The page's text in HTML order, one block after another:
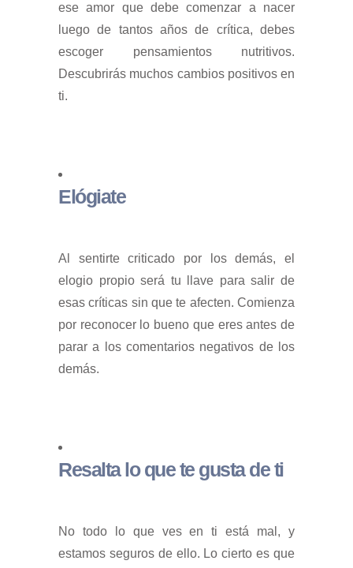
ese amor que debe comenzar a nacer
luego de tantos años de crítica, debes
escoger pensamientos nutritivos.
Descubrirás muchos cambios positivos en
ti.
Elógiate
Al sentirte criticado por los demás, el
elogio propio será tu llave para salir de
esas críticas sin que te afecten. Comienza
por reconocer lo bueno que eres antes de
parar a los comentarios negativos de los
demás.
Resalta lo que te gusta de ti
No todo lo que ves en ti está mal, y
estamos seguros de ello. Lo cierto es que